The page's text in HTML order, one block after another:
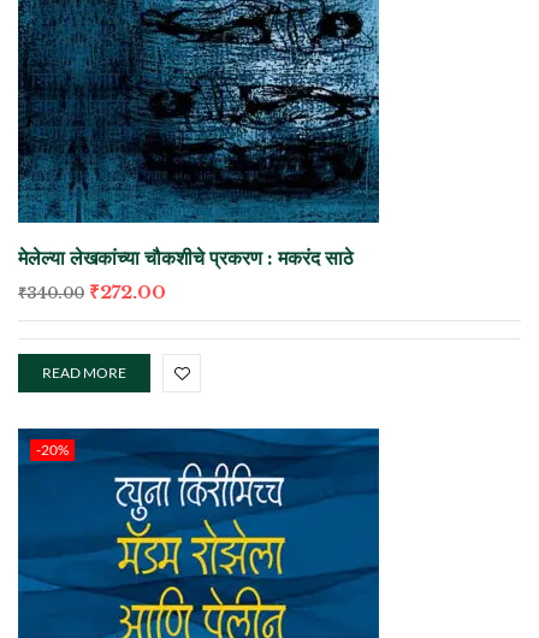
मेलेल्या लेखकांच्या चौकशीचे प्रकरण : मकरंद साठे
₹340.00 ₹272.00
READ MORE
-20%